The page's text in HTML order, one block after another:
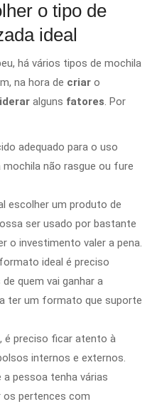
o tipo de
ideal
há vários tipos de mochila
na hora de criar o
alguns fatores. Por
adequado para o uso
não rasgue ou fure
escolher um produto de
ser usado por bastante
o investimento valer a pena.
ideal é preciso
quem vai ganhar a
ter um formato que suporte
é preciso ficar atento à
internos e externos.
pessoa tenha várias
os pertences com